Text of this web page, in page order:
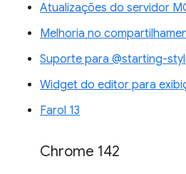
Atualizações do servidor
Melhoria no
Suporte para @starting-
Widget do editor para
Farol 13
Chrome 142